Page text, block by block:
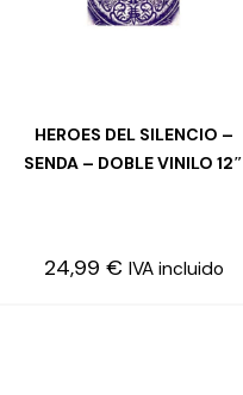
LEER MÁS
HEROES DEL SILENCIO –
SENDA – DOBLE VINILO 12″
24,99 € IVA incluido